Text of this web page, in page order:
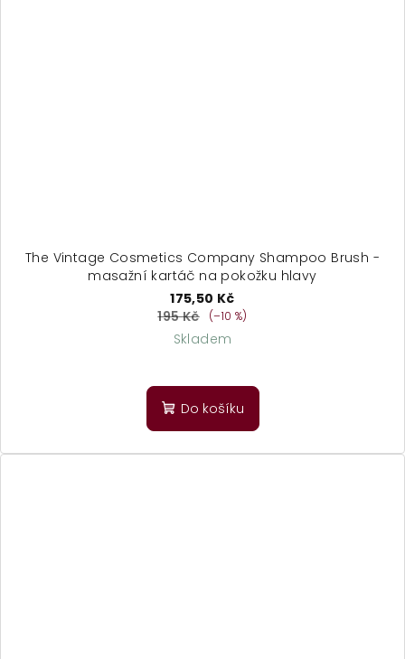
The Vintage Cosmetics Company Shampoo Brush -
masažní kartáč na pokožku hlavy
175,50 Kč
195 Kč
(–10 %)
Skladem
Do košíku